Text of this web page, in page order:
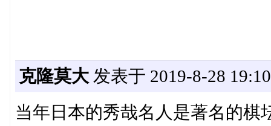
克隆莫大发表于 2019-8-28
当年日本的秀哉名人是著名的棋